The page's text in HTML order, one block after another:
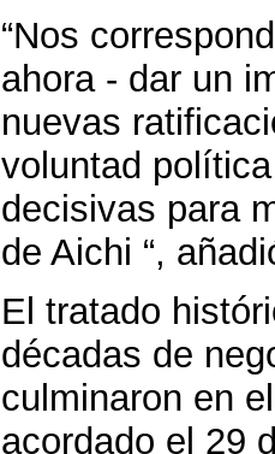
“Nos
ahora - dar un
nuevas
voluntad
decisivas para
de Aichi “,
El tratado
décadas de
culminaron en
acordado el 29